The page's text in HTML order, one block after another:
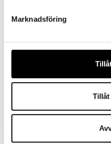
Marknadsföring
Tillåt
Är det en större
göra en riskbedömning.
4 MIN LÄSTID : 19 APR 2023